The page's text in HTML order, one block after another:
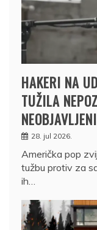
HAKERI NA
TUŽILA
28. jul 2026.
Američka pop
tužbu protiv za
ih…